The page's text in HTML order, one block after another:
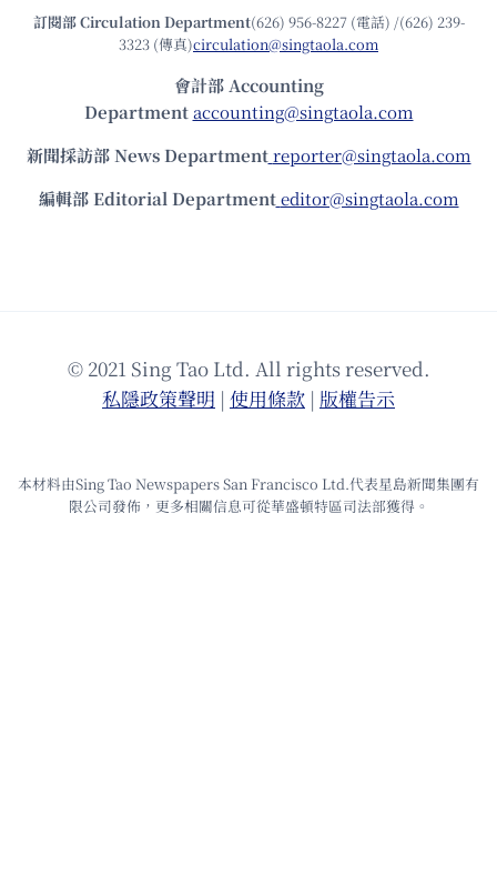
訂閱部 Circulation Department(626) 956-8227 (電話) /(626) 239-
3323 (傳真)circulation@singtaola.com
會計部 Accounting
Department accounting@singtaola.com
新聞採訪部 News Department reporter@singtaola.com
編輯部 Editorial Department editor@singtaola.com
© 2021 Sing Tao Ltd. All rights reserved.
私隱政策聲明 | 使⽤條款 | 版權告⽰
本材料由Sing Tao Newspapers San Francisco Ltd.代表星島新聞集團有
限公司發佈，更多相關信息可從華盛頓特區司法部獲得。